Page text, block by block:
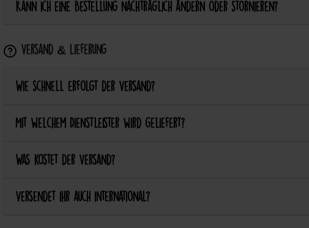
Kann ich eine Bestellung nachträglich ändern oder stornieren?
Versand & Lieferung
Wie schnell erfolgt der Versand?
Mit welchem Dienstleister wird geliefert?
Was kostet der Versand?
Versendet ihr auch international?